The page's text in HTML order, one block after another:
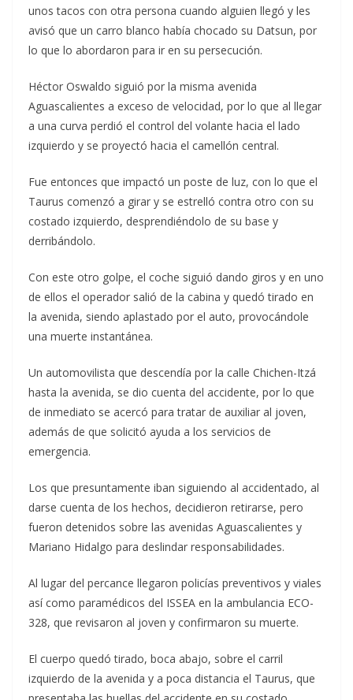
unos tacos con otra persona cuando alguien llegó y les
avisó que un carro blanco había chocado su Datsun, por
lo que lo abordaron para ir en su persecución.
Héctor Oswaldo siguió por la misma avenida
Aguascalientes a exceso de velocidad, por lo que al llegar
a una curva perdió el control del volante hacia el lado
izquierdo y se proyectó hacia el camellón central.
Fue entonces que impactó un poste de luz, con lo que el
Taurus comenzó a girar y se estrelló contra otro con su
costado izquierdo, desprendiéndolo de su base y
derribándolo.
Con este otro golpe, el coche siguió dando giros y en uno
de ellos el operador salió de la cabina y quedó tirado en
la avenida, siendo aplastado por el auto, provocándole
una muerte instantánea.
Un automovilista que descendía por la calle Chichen-Itzá
hasta la avenida, se dio cuenta del accidente, por lo que
de inmediato se acercó para tratar de auxiliar al joven,
además de que solicitó ayuda a los servicios de
emergencia.
Los que presuntamente iban siguiendo al accidentado, al
darse cuenta de los hechos, decidieron retirarse, pero
fueron detenidos sobre las avenidas Aguascalientes y
Mariano Hidalgo para deslindar responsabilidades.
Al lugar del percance llegaron policías preventivos y viales
así como paramédicos del ISSEA en la ambulancia ECO-
328, que revisaron al joven y confirmaron su muerte.
El cuerpo quedó tirado, boca abajo, sobre el carril
izquierdo de la avenida y a poca distancia el Taurus, que